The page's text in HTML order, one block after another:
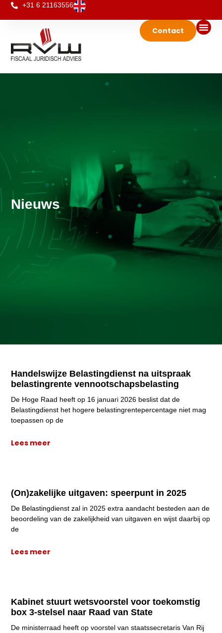
+31 6 21163556
Contact
Nieuws
Handelswijze Belastingdienst na uitspraak
belastingrente vennootschapsbelasting
De Hoge Raad heeft op 16 januari 2026 beslist dat de
Belastingdienst het hogere belastingrentepercentage niet mag
toepassen op de
Lees meer
(On)zakelijke uitgaven: speerpunt in 2025
De Belastingdienst zal in 2025 extra aandacht besteden aan de
beoordeling van de zakelijkheid van uitgaven en wijst daarbij op
de
Lees meer
Kabinet stuurt wetsvoorstel voor toekomstig
box 3-stelsel naar Raad van State
De ministerraad heeft op voorstel van staatssecretaris Van Rij